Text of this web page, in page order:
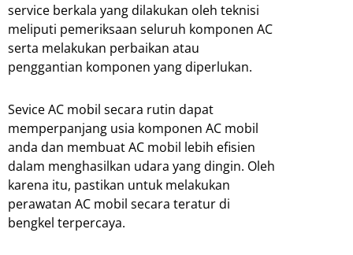
service berkala yang dilakukan oleh teknisi
meliputi pemeriksaan seluruh komponen AC
serta melakukan perbaikan atau
penggantian komponen yang diperlukan.
Sevice AC mobil secara rutin dapat
memperpanjang usia komponen AC mobil
anda dan membuat AC mobil lebih efisien
dalam menghasilkan udara yang dingin. Oleh
karena itu, pastikan untuk melakukan
perawatan AC mobil secara teratur di
bengkel terpercaya.